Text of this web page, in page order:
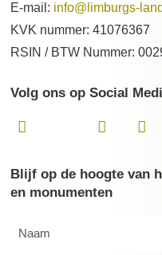
E-mail: info@limburgs-
KVK nummer: 41076367
RSIN / BTW Nummer:
Volg ons op Social
Blijf op de hoogte van
en monumenten